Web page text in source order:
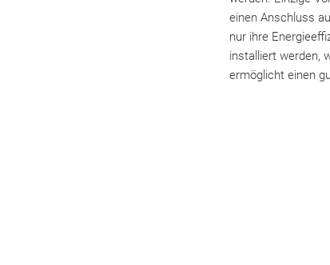
einen Anschluss
nur ihre
installiert werden,
ermöglicht einen